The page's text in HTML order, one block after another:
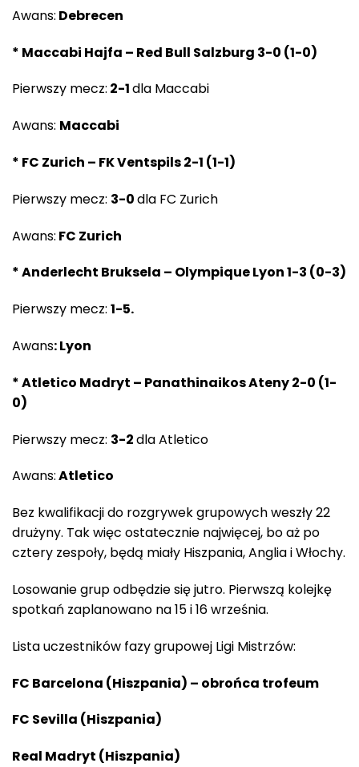
Awans: Debrecen
* Maccabi Hajfa – Red Bull Salzburg 3-0 (1-0)
Pierwszy mecz: 2-1dla Maccabi
Awans: Maccabi
* FC Zurich – FK Ventspils 2-1 (1-1)
Pierwszy mecz: 3-0dla FC Zurich
Awans: FC Zurich
* Anderlecht Bruksela – Olympique Lyon 1-3 (0-3)
Pierwszy mecz: 1-5.
Awans:Lyon
* Atletico Madryt – Panathinaikos Ateny 2-0 (1-
0)
Pierwszy mecz: 3-2dla Atletico
Awans:Atletico
Bez kwalifikacji do rozgrywek grupowych weszły 22
drużyny. Tak więc ostatecznie najwięcej, bo aż po
cztery zespoły, będą miały Hiszpania, Anglia i Włochy.
Losowanie grup odbędzie się jutro. Pierwszą kolejkę
spotkań zaplanowano na 15 i 16 września.
Lista uczestników fazy grupowej Ligi Mistrzów:
FC Barcelona (Hiszpania) – obrońca trofeum
FC Sevilla (Hiszpania)
Real Madryt (Hiszpania)